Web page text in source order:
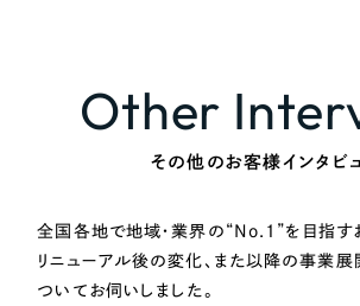
Other
その他のお客様インタビ
全国各地で地域・業界の“No.1”を目指す
リニューアル後の変化、また以降の事業
ついてお伺いしました。